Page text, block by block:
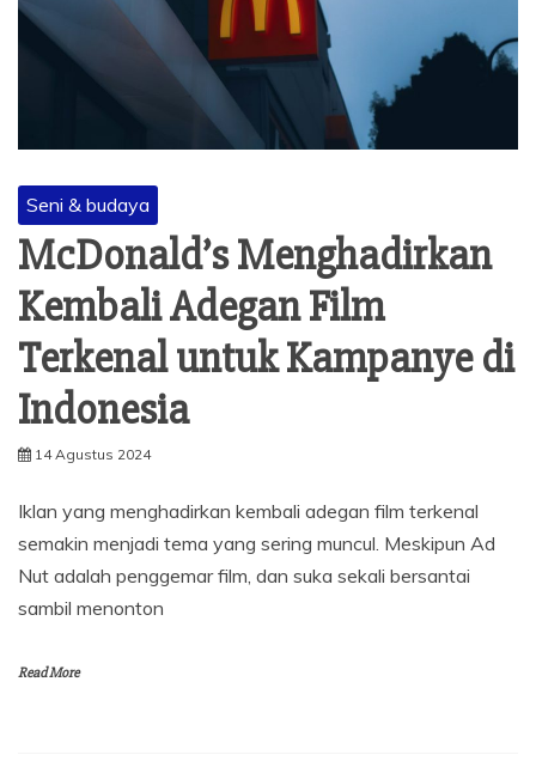
Seni & budaya
McDonald’s Menghadirkan
Kembali Adegan Film
Terkenal untuk Kampanye di
Indonesia
14 Agustus 2024
Iklan yang menghadirkan kembali adegan film terkenal
semakin menjadi tema yang sering muncul. Meskipun Ad
Nut adalah penggemar film, dan suka sekali bersantai
sambil menonton
Read More